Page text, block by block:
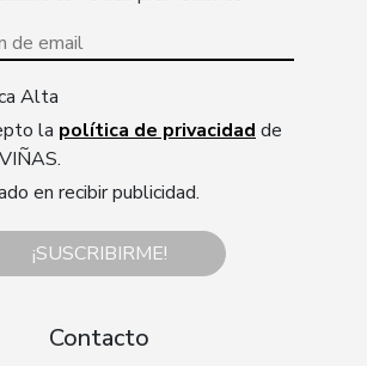
Alta
la política de privacidad de
en recibir publicidad.
¡SUSCRIBIRME!
Contacto